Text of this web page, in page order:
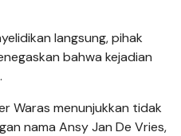
langsung, pihak
bahwa kejadian
Waras menunjukkan tidak
nama Ansy Jan De Vries,